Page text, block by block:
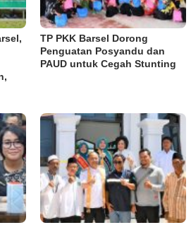
TP PKK Barsel Dorong
Penguatan Posyandu dan
PAUD untuk Cegah Stunting